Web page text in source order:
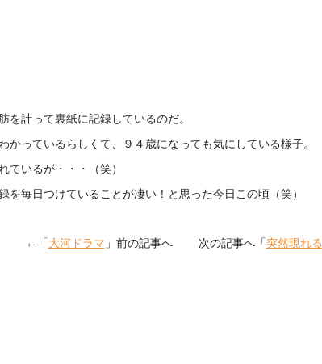
を計って裏紙に記録しているのだ。
かっているらしくて、９４歳になっても気にしている様子。
ているが・・・（笑）
を毎日つけていることが凄い！と思った今日この頃（笑）
←「大河ドラマ 」前の記事へ 次の記事へ「突然現れる